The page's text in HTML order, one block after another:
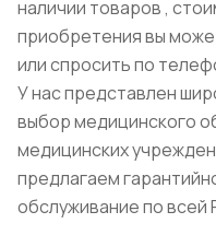
наличии товаров ,
приобретения вы
или спросить по
У нас представлен
выбор медицинского
медицинских
предлагаем
обслуживание по всей